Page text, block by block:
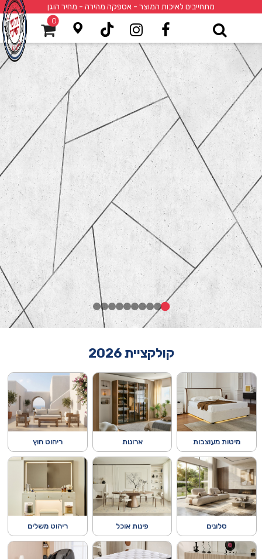
מתחייבים לאיכות המוצר - אספקה מהירה - מחיר הוגן
0
קולקציית 2026
מיטות מעוצבות ארונות ריהוט חוץ
סלונים פינות אוכל ריהוט משלים